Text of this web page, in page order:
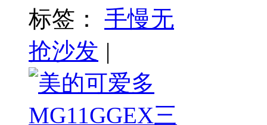
标签：
手慢无
抢沙发 |